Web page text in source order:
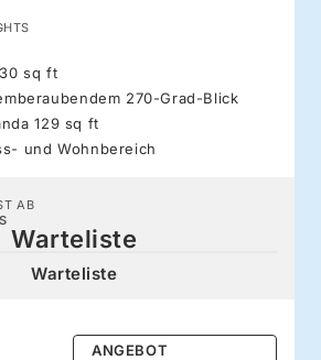
sq ft
270-Grad-Blick
129 sq ft
und Wohnbereich
AB
Warteliste
Warteliste
ANGEBOT